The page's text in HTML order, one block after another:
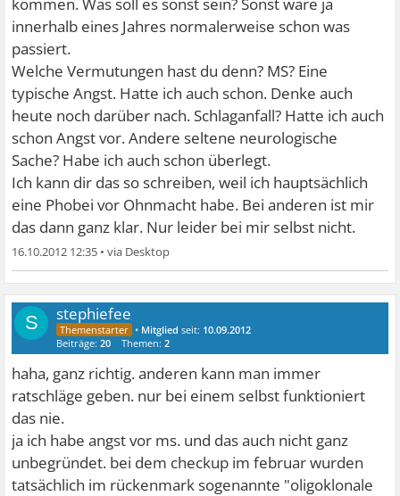
innerhalb eines Jahres normalerweise schon was
passiert.
Welche Vermutungen hast du denn? MS? Eine
typische Angst. Hatte ich auch schon. Denke auch
heute noch darüber nach. Schlaganfall? Hatte ich auch
schon Angst vor. Andere seltene neurologische
Sache? Habe ich auch schon überlegt.
Ich kann dir das so schreiben, weil ich hauptsächlich
eine Phobei vor Ohnmacht habe. Bei anderen ist mir
das dann ganz klar. Nur leider bei mir selbst nicht.
16.10.2012 12:35 •
S stephiefee
• Mitglied seit: 10.09.2012
Beiträge:20 Themen:2
haha, ganz richtig. anderen kann man immer
ratschläge geben. nur bei einem selbst funktioniert
das nie.
ja ich habe angst vor ms. und das auch nicht ganz
unbegründet. bei dem checkup im februar wurden
tatsächlich im rückenmark sogenannte "oligoklonale